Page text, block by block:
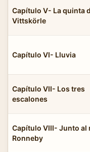
Capítulo V- La quinta
Vittskörle
Capítulo VI- Lluvia
Capítulo VII- Los tres
escalones
Capítulo VIII- Junto al
Ronneby